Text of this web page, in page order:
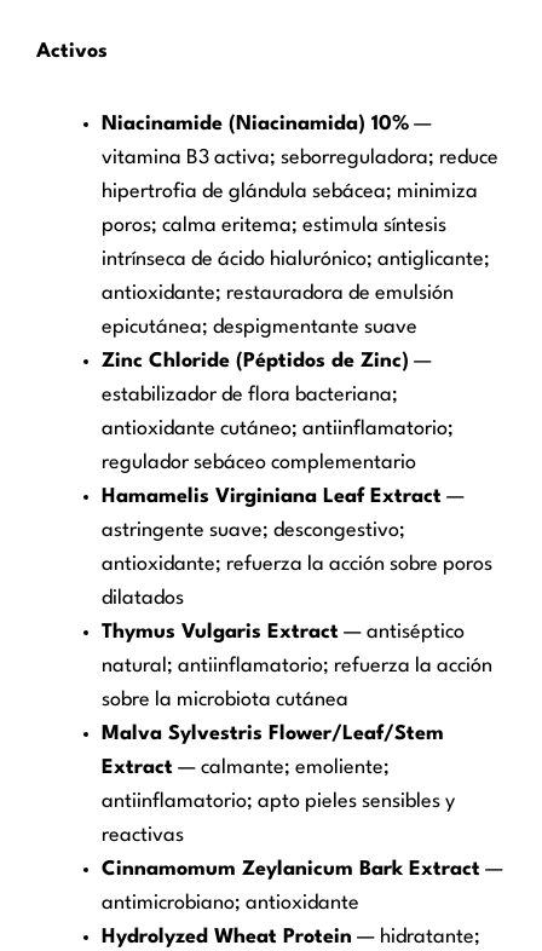
Activos
Niacinamide (Niacinamida) 10% —
vitamina B3 activa; seborreguladora; reduce
hipertrofia de glándula sebácea; minimiza
poros; calma eritema; estimula síntesis
intrínseca de ácido hialurónico; antiglicante;
antioxidante; restauradora de emulsión
epicutánea; despigmentante suave
Zinc Chloride (Péptidos de Zinc) —
estabilizador de flora bacteriana;
antioxidante cutáneo; antiinflamatorio;
regulador sebáceo complementario
Hamamelis Virginiana Leaf Extract —
astringente suave; descongestivo;
antioxidante; refuerza la acción sobre poros
dilatados
Thymus Vulgaris Extract — antiséptico
natural; antiinflamatorio; refuerza la acción
sobre la microbiota cutánea
Malva Sylvestris Flower/Leaf/Stem
Extract — calmante; emoliente;
antiinflamatorio; apto pieles sensibles y
reactivas
Cinnamomum Zeylanicum Bark Extract —
antimicrobiano; antioxidante
Hydrolyzed Wheat Protein — hidratante;